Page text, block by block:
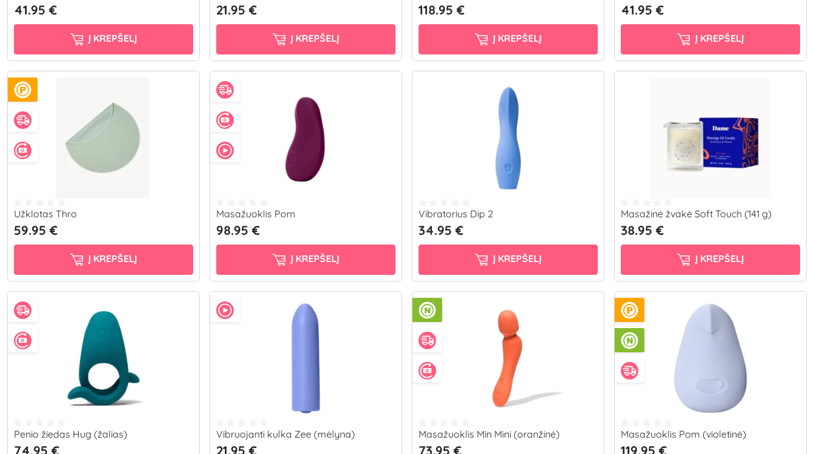
41.95 €
Į KREPŠELĮ
21.95 €
Į KREPŠELĮ
118.95 €
Į KREPŠELĮ
41.95 €
Į KREPŠELĮ
Užklotas Thro
59.95 €
Į KREPŠELĮ
Masažuoklis Pom
98.95 €
Į KREPŠELĮ
Vibratorius Dip 2
34.95 €
Į KREPŠELĮ
Masažinė žvakė Soft Touch (141 g)
38.95 €
Į KREPŠELĮ
Penio žiedas Hug (žalias)
74.95 €
Vibruojanti kulka Zee (mėlyna)
21.95 €
Masažuoklis Min Mini (oranžinė)
73.95 €
Masažuoklis Pom (violetinė)
119.95 €